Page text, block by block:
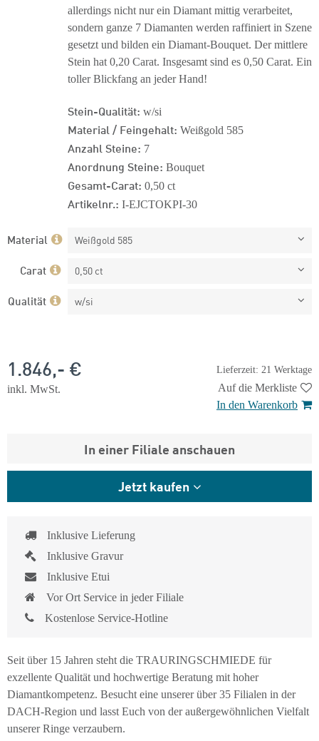
allerdings nicht nur ein Diamant mittig verarbeitet,
sondern ganze 7 Diamanten werden raffiniert in Szene
gesetzt und bilden ein Diamant-Bouquet. Der mittlere
Stein hat 0,20 Carat. Insgesamt sind es 0,50 Carat. Ein
toller Blickfang an jeder Hand!
Stein-Qualität: w/si
Material / Feingehalt: Weißgold 585
Anzahl Steine: 7
Anordnung Steine: Bouquet
Gesamt-Carat: 0,50 ct
Artikelnr.: I-EJCTOKPI-30
Material Weißgold 585
Carat 0,50 ct
Qualität w/si
Lieferzeit: 21 Werktage
1.846,- €
inkl. MwSt.
Auf die Merkliste
In den Warenkorb
In einer Filiale anschauen
Jetzt kaufen
Inklusive Lieferung
Inklusive Gravur
Inklusive Etui
Vor Ort Service in jeder Filiale
Kostenlose Service-Hotline
Seit über 15 Jahren steht die TRAURINGSCHMIEDE für
exzellente Qualität und hochwertige Beratung mit hoher
Diamantkompetenz. Besucht eine unserer über 35 Filialen in der
DACH-Region und lasst Euch von der außergewöhnlichen Vielfalt
unserer Ringe verzaubern.